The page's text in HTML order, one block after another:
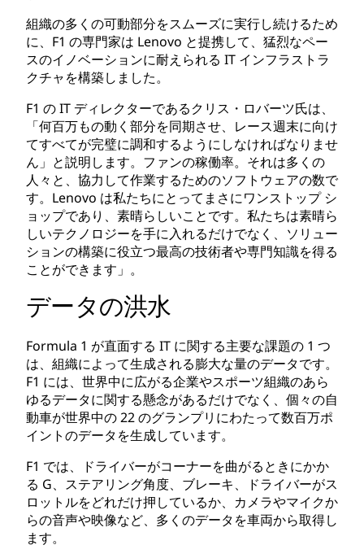
組織の多くの可動部分をスムーズに実行し続けるため
に、F1 の専門家は Lenovo と提携して、猛烈なペー
スのイノベーションに耐えられる IT インフラストラ
クチャを構築しました。
F1 の IT ディレクターであるクリス・ロバーツ氏は、
「何百万もの動く部分を同期させ、レース週末に向け
てすべてが完璧に調和するようにしなければなりませ
ん」と説明します。ファンの稼働率。それは多くの
人々と、協力して作業するためのソフトウェアの数で
す。Lenovo は私たちにとってまさにワンストップ シ
ョップであり、素晴らしいことです。私たちは素晴ら
しいテクノロジーを手に入れるだけでなく、ソリュー
ションの構築に役立つ最高の技術者や専門知識を得る
ことができます」。
データの洪水
Formula 1 が直面する IT に関する主要な課題の 1 つ
は、組織によって生成される膨大な量のデータです。
F1 には、世界中に広がる企業やスポーツ組織のあら
ゆるデータに関する懸念があるだけでなく、個々の自
動車が世界中の 22 のグランプリにわたって数百万ポ
イントのデータを生成しています。
F1 では、ドライバーがコーナーを曲がるときにかか
る G、ステアリング角度、ブレーキ、ドライバーがス
ロットルをどれだけ押しているか、カメラやマイクか
らの音声や映像など、多くのデータを車両から取得し
ます。